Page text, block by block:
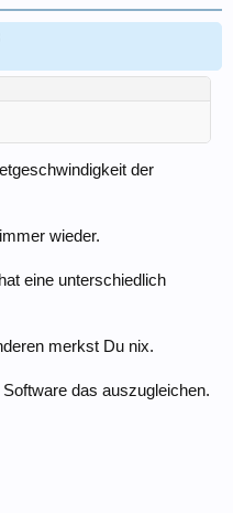
der
wieder.
eine unterschiedlich
merkst Du nix.
das auszugleichen.